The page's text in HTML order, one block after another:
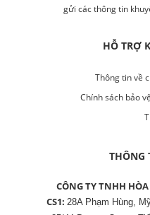
gửi các thông tin
HỖ TRỢ
Thông tin về
Chính sách bảo
THÔNG
CÔNG TY TNHH
CS1:28A Phạm Hùng,